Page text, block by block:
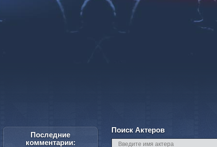
Поиск Актеров
Последние
комментарии: